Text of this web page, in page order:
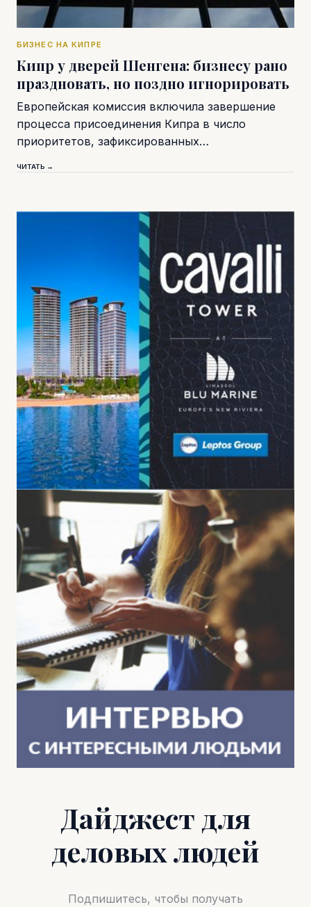
БИЗНЕС НА КИПРЕ
Кипр у дверей Шенгена: бизнесу рано
праздновать, но поздно игнорировать
Европейская комиссия включила завершение
процесса присоединения Кипра в число
приоритетов, зафиксированных…
ЧИТАТЬ →
Дайджест для
деловых людей
Подпишитесь, чтобы получать